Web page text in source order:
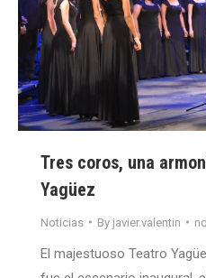
Tres coros, una
Yagüez
Noticias By javier.valentin
El majestuoso Teatro